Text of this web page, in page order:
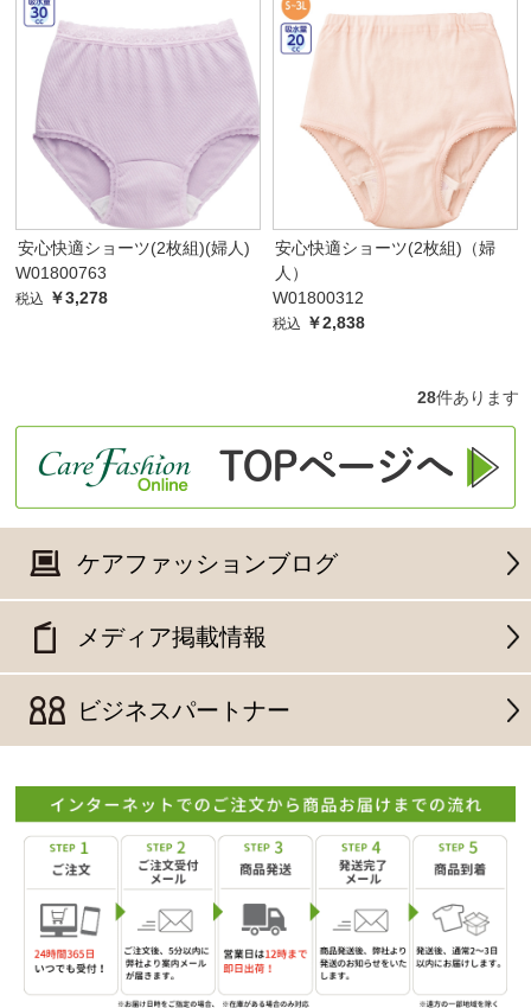
安心快適ショーツ(2枚組)(婦人)
W01800763
税込 ￥3,278
安心快適ショーツ(2枚組)（婦
人）
W01800312
税込 ￥2,838
28件あります
ケアファッションブログ
メディア掲載情報
ビジネスパートナー